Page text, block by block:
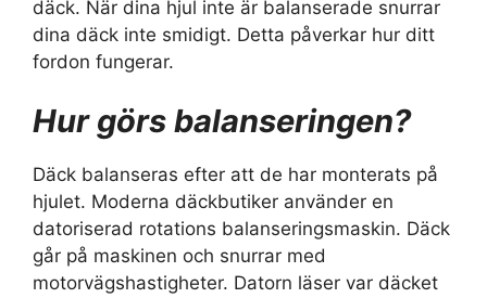
däck. När dina hjul inte är balanserade snurrar
dina däck inte smidigt. Detta påverkar hur ditt
fordon fungerar.
Hur görs balanseringen?
Däck balanseras efter att de har monterats på
hjulet. Moderna däckbutiker använder en
datoriserad rotations balanseringsmaskin. Däck
går på maskinen och snurrar med
motorvägshastigheter. Datorn läser var däcket